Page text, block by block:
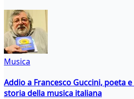
Musica
Addio a Francesco Guccini, poeta
storia della musica italiana